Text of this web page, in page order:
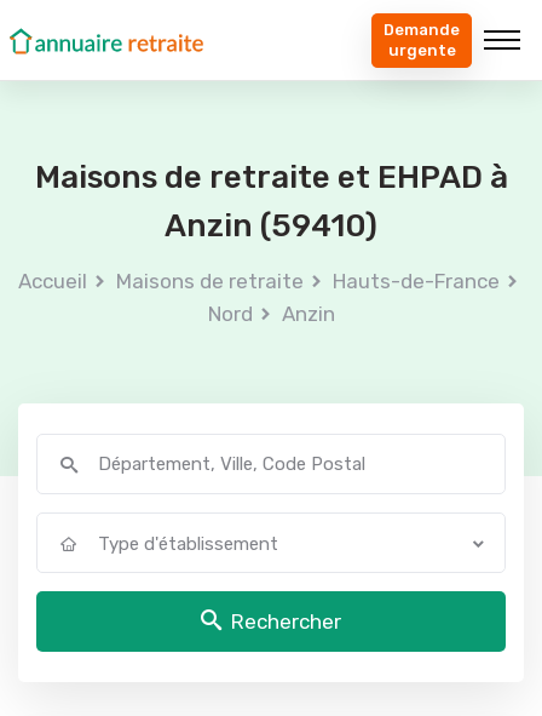
Demande
urgente
Maisons de retraite et EHPAD à
Anzin (59410)
Accueil Maisons de retraite
Hauts-de-France
Nord
Anzin
Type d'établissement
Rechercher